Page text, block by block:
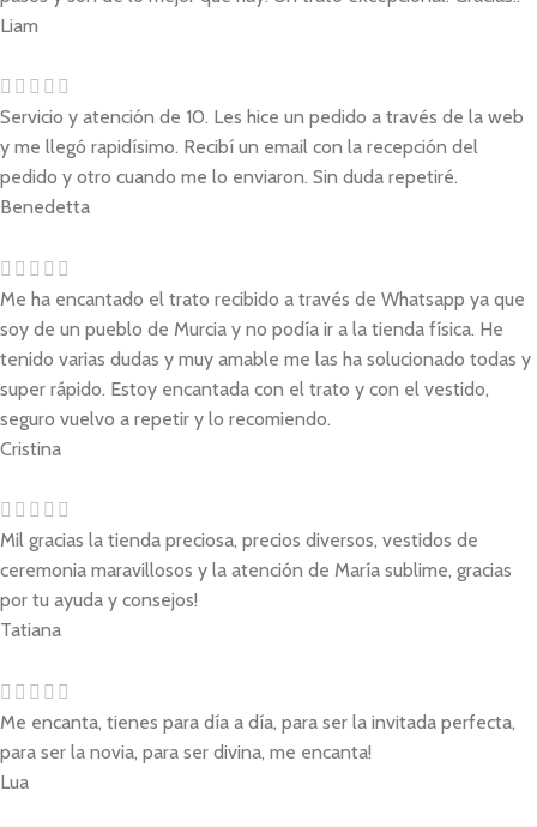
Liam
Servicio y atención de 10. Les hice un pedido a través de la web
y me llegó rapidísimo. Recibí un email con la recepción del
pedido y otro cuando me lo enviaron. Sin duda repetiré.
Benedetta
Me ha encantado el trato recibido a través de Whatsapp ya que
soy de un pueblo de Murcia y no podía ir a la tienda física. He
tenido varias dudas y muy amable me las ha solucionado todas y
super rápido. Estoy encantada con el trato y con el vestido,
seguro vuelvo a repetir y lo recomiendo.
Cristina
Mil gracias la tienda preciosa, precios diversos, vestidos de
ceremonia maravillosos y la atención de María sublime, gracias
por tu ayuda y consejos!
Tatiana
Me encanta, tienes para día a día, para ser la invitada perfecta,
para ser la novia, para ser divina, me encanta!
Lua